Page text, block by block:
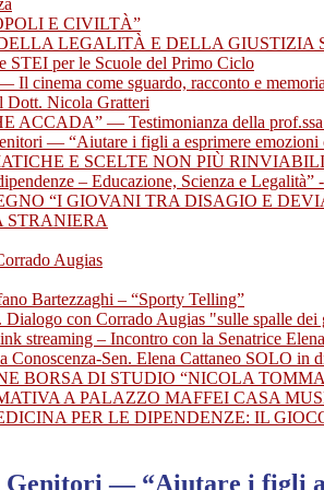
E CIVILTÀ”
DELLA LEGALITÀ E DELLA GIUSTIZIA
STEI per le Scuole del Primo Ciclo
Il cinema come sguardo, racconto e memoria
Dott. Nicola Gratteri
ACCADA” — Testimonianza della
— “Aiutare i figli a esprimere emozioni
E SCELTE NON PIÙ
– Educazione, Scienza e
“I GIOVANI TRA DISAGIO E
STRANIERA
Augias
Bartezzaghi – “Sporty Telling”
Dialogo con Corrado Augias "sulle spalle dei
streaming – Incontro con la Senatrice
Conoscenza-Sen. Elena Cattaneo SOLO in
BORSA DI STUDIO “NICOLA
A PALAZZO MAFFEI CASA
PER LE DIPENDENZE: IL
Genitori — “Aiutare i figli